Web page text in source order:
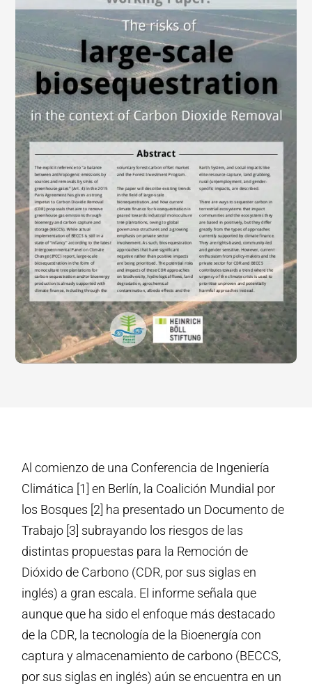
Al comienzo de una Conferencia de Ingeniería
Climática [1] en Berlín, la Coalición Mundial por
los Bosques [2] ha presentado un Documento de
Trabajo [3] subrayando los riesgos de las
distintas propuestas para la Remoción de
Dióxido de Carbono (CDR, por sus siglas en
inglés) a gran escala. El informe señala que
aunque que ha sido el enfoque más destacado
de la CDR, la tecnología de la Bioenergía con
captura y almacenamiento de carbono (BECCS,
por sus siglas en inglés) aún se encuentra en un